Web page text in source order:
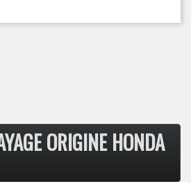
ORIGINE HONDA